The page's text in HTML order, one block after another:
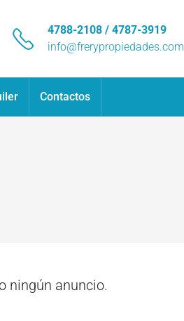
4788-2108 / 4787-3919
info@frerypropiedades.com
Contactos
ningún anuncio.